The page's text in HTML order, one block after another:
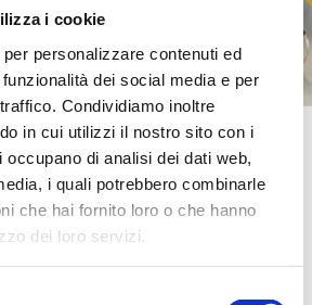
i cookie
personalizzare contenuti ed
dei social media e per
Condividiamo inoltre
in cui utilizzi il nostro sito con i
di analisi dei dati web,
i quali potrebbero combinarle
che hai fornito loro o che hanno
dei loro servizi.
cervello?
cervello in cartoncino cercando di